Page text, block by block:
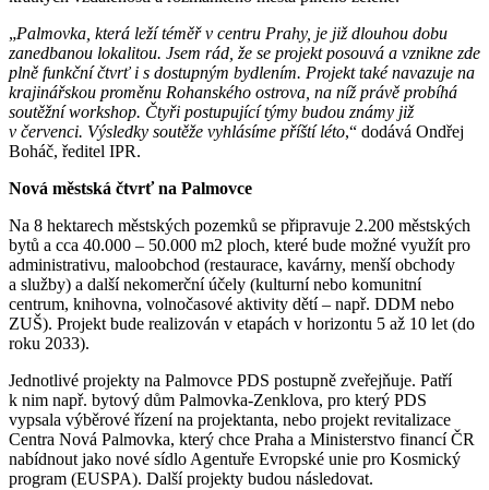
„Palmovka, která leží téměř v centru Prahy, je již dlouhou dobu
zanedbanou lokalitou. Jsem rád, že se projekt posouvá a vznikne zde
plně funkční čtvrť i s dostupným bydlením. Projekt také navazuje na
krajinářskou proměnu Rohanského ostrova, na níž právě probíhá
soutěžní workshop. Čtyři postupující týmy budou známy již
v červenci. Výsledky soutěže vyhlásíme příští léto,“ dodává Ondřej
Boháč, ředitel IPR.
Nová městská čtvrť na Palmovce
Na 8 hektarech městských pozemků se připravuje 2.200 městských
bytů a cca 40.000 – 50.000 m2 ploch, které bude možné využít pro
administrativu, maloobchod (restaurace, kavárny, menší obchody
a služby) a další nekomerční účely (kulturní nebo komunitní
centrum, knihovna, volnočasové aktivity dětí – např. DDM nebo
ZUŠ). Projekt bude realizován v etapách v horizontu 5 až 10 let (do
roku 2033).
Jednotlivé projekty na Palmovce PDS postupně zveřejňuje. Patří
k nim např. bytový dům Palmovka-Zenklova, pro který PDS
vypsala výběrové řízení na projektanta, nebo projekt revitalizace
Centra Nová Palmovka, který chce Praha a Ministerstvo financí ČR
nabídnout jako nové sídlo Agentuře Evropské unie pro Kosmický
program (EUSPA). Další projekty budou následovat.